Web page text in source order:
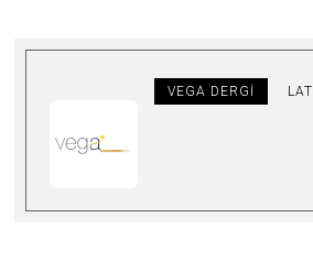
VEGA DERGI